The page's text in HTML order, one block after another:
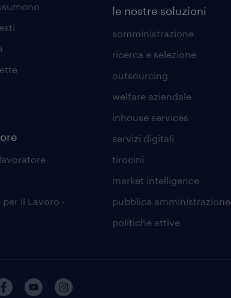
per il Lavoro -
le nostre soluzioni
somministrazione
ricerca e selezione
outsourcing
welfare aziendale
inhouse services
servizi digitali
tirocini
market intelligence
pubblica amministrazione
politiche attive